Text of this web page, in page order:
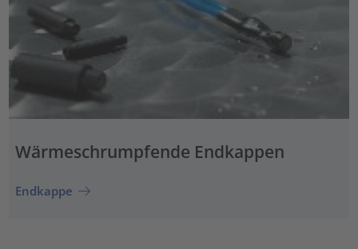
Wärmeschrumpfende Endkappen
Endkappe